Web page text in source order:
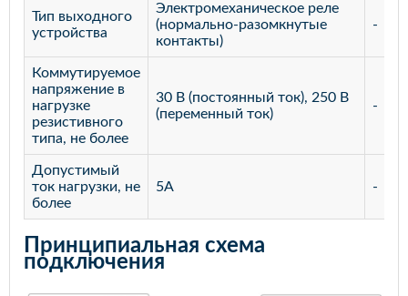
Тип выходного
устройства
Электромеханическое реле
(нормально-разомкнутые
контакты)
-
Коммутируемое
напряжение в
нагрузке
резистивного
типа, не более
30 В (постоянный ток), 250 В
(переменный ток)
-
Допустимый
ток нагрузки, не
более
5А -
Принципиальная схема
подключения